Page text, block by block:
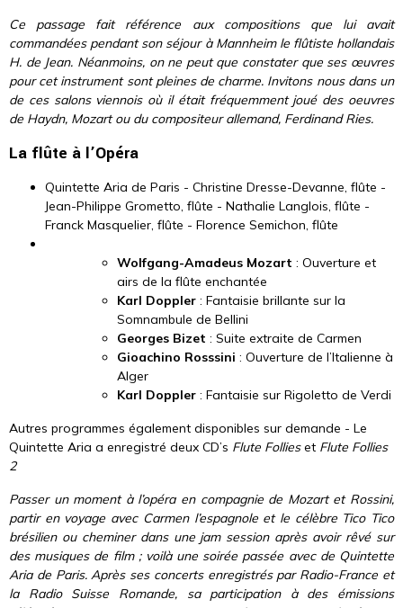
Ce passage fait référence aux compositions que lui avait
commandées pendant son séjour à Mannheim le flûtiste hollandais
H. de Jean. Néanmoins, on ne peut que constater que ses œuvres
pour cet instrument sont pleines de charme. Invitons nous dans un
de ces salons viennois où il était fréquemment joué des oeuvres
de Haydn, Mozart ou du compositeur allemand, Ferdinand Ries.
La flûte à l’Opéra
Quintette Aria de Paris - Christine Dresse-Devanne, flûte -
Jean-Philippe Grometto, flûte - Nathalie Langlois, flûte -
Franck Masquelier, flûte - Florence Semichon, flûte
Wolfgang-Amadeus Mozart : Ouverture et
airs de la flûte enchantée
Karl Doppler : Fantaisie brillante sur la
Somnambule de Bellini
Georges Bizet : Suite extraite de Carmen
Gioachino Rosssini : Ouverture de l’Italienne à
Alger
Karl Doppler : Fantaisie sur Rigoletto de Verdi
Autres programmes également disponibles sur demande - Le
Quintette Aria a enregistré deux CD’s Flute Follieset Flute Follies
2
Passer un moment à l’opéra en compagnie de Mozart et Rossini,
partir en voyage avec Carmen l’espagnole et le célèbre Tico Tico
brésilien ou cheminer dans une jam session après avoir rêvé sur
des musiques de film ; voilà une soirée passée avec de Quintette
Aria de Paris. Après ses concerts enregistrés par Radio-France et
la Radio Suisse Romande, sa participation à des émissions